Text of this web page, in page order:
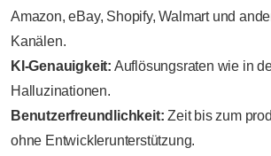
Amazon, eBay, Shopify, Walmart und
Kanälen.
KI-Genauigkeit: Auflösungsraten wie in
Halluzinationen.
Benutzerfreundlichkeit: Zeit bis zum
ohne Entwicklerunterstützung.